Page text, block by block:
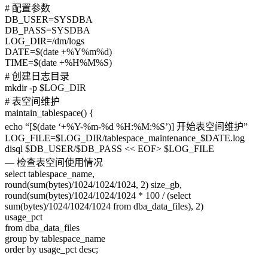
# 配置参数
DB_USER=SYSDBA
DB_PASS=SYSDBA
LOG_DIR=/dm/logs
DATE=$(date +%Y%m%d)
TIME=$(date +%H%M%S)
# 创建日志目录
mkdir -p $LOG_DIR
# 表空间维护
maintain_tablespace() {
echo “[$(date ‘+%Y-%m-%d %H:%M:%S’)] 开始表空间维护”
LOG_FILE=$LOG_DIR/tablespace_maintenance_$DATE.log
disql $DB_USER/$DB_PASS << EOF> $LOG_FILE
— 检查表空间使用情况
select tablespace_name,
round(sum(bytes)/1024/1024/1024, 2) size_gb,
round(sum(bytes)/1024/1024/1024 * 100 / (select
sum(bytes)/1024/1024/1024 from dba_data_files), 2)
usage_pct
from dba_data_files
group by tablespace_name
order by usage_pct desc;